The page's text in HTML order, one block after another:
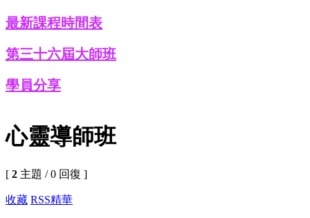
最新課程時間表
第三十六屆大師班
學員分享
心靈導師班
[ 2 主題 / 0 回復 ]
收藏 RSS精華